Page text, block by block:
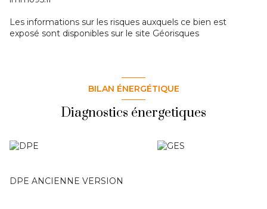
Les informations sur les risques auxquels ce bien est
exposé sont disponibles sur le site Géorisques
BILAN ÉNERGÉTIQUE
Diagnostics énergetiques
DPE ANCIENNE VERSION